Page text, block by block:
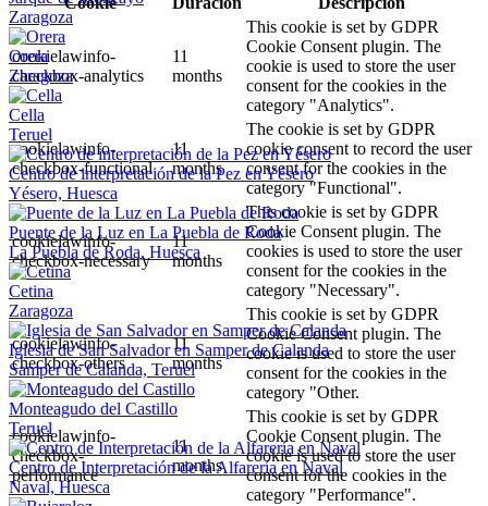
Zaragoza
Orera
Zaragoza
Cella
Teruel
Centro de interpretación de la Pez en Yésero
Yésero, Huesca
Puente de la Luz en La Puebla de Roda
La Puebla de Roda, Huesca
Cetina
Zaragoza
Iglesia de San Salvador en Samper de Calanda
Samper de Calanda, Teruel
Monteagudo del Castillo
Teruel
Centro de Interpretación de la Alfarería en Naval
Naval, Huesca
cookielawinfo-
checkbox-analytics
11
months
This cookie is set by GDPR
Cookie Consent plugin. The
cookie is used to store the user
consent for the cookies in the
category "Analytics".
cookielawinfo-
checkbox-functional
11
months
The cookie is set by GDPR
cookie consent to record the user
consent for the cookies in the
category "Functional".
cookielawinfo-
checkbox-necessary
11
months
This cookie is set by GDPR
Cookie Consent plugin. The
cookies is used to store the user
consent for the cookies in the
category "Necessary".
cookielawinfo-
checkbox-others
11
months
This cookie is set by GDPR
Cookie Consent plugin. The
cookie is used to store the user
consent for the cookies in the
category "Other.
cookielawinfo-
checkbox-
performance
11
months
This cookie is set by GDPR
Cookie Consent plugin. The
cookie is used to store the user
consent for the cookies in the
category "Performance".